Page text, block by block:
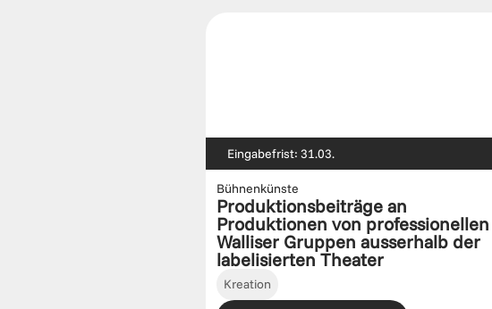
Eingabefrist: 31.03.
Bühnenkünste
Produktionsbeiträge an
Produktionen von professionellen
Walliser Gruppen ausserhalb der
labelisierten Theater
Kreation